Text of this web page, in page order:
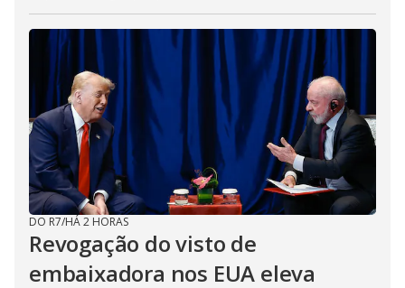
DO R7/HÁ 2 HORAS
Revogação do visto de
embaixadora nos EUA eleva